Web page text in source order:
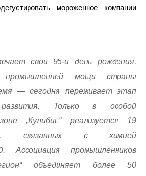
мороженное компании
свой 95-й день рождения.
промышленной мощи страны
— сегодня переживает этап
развития. Только в особой
„Кулибин“ реализуется 19
связанных с химией
Ассоциация промышленников
объединяет более 50